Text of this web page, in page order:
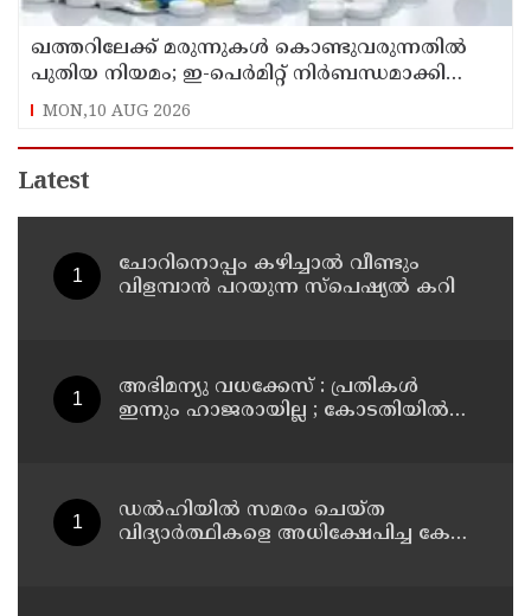
ഖത്തറിലേക്ക് മരുന്നുകള്‍ കൊണ്ടുവരുന്നതില്‍
പുതിയ നിയമം; ഇ-പെര്‍മിറ്റ് നിര്‍ബന്ധമാക്കി
മന്ത്രാലയം
MON,10 AUG 2026
Latest
ചോറിനൊപ്പം കഴിച്ചാൽ വീണ്ടും
വിളമ്പാൻ പറയുന്ന സ്പെഷ്യൽ കറി
അഭിമന്യു വധക്കേസ് : പ്രതികൾ
ഇന്നും ഹാജരായില്ല ; കോടതിയിൽ
ഡൽഹിയിൽ സമരം ചെയ്ത
വിദ്യാർത്ഥികളെ അധിക്ഷേപിച്ച കേസ്